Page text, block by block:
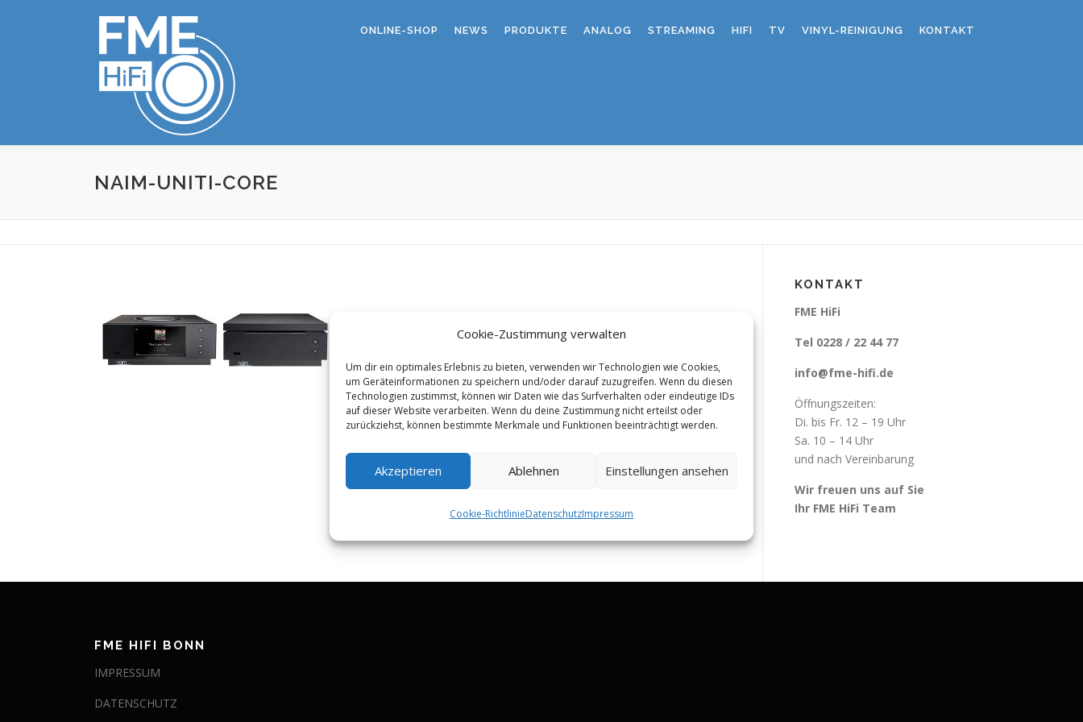
Cookie-Zustimmung verwalten
Um dir ein optimales Erlebnis zu bieten, verwenden wir Technologien wie Cookies,
um Geräteinformationen zu speichern und/oder darauf zuzugreifen. Wenn du diesen
Technologien zustimmst, können wir Daten wie das Surfverhalten oder eindeutige IDs
auf dieser Website verarbeiten. Wenn du deine Zustimmung nicht erteilst oder
zurückziehst, können bestimmte Merkmale und Funktionen beeinträchtigt werden.
Akzeptieren Ablehnen Einstellungen ansehen
Cookie-RichtlinieDatenschutzImpressum
ONLINE-SHOP NEWS PRODUKTE ANALOG STREAMING HIFI TV VINYL-REINIGUNG KONTAKT
NAIM-UNITI-CORE
KONTAKT
FME HiFi
Tel 0228 / 22 44 77
info@fme-hifi.de
Öffnungszeiten:
Di. bis Fr. 12 – 19 Uhr
Sa. 10 – 14 Uhr
und nach Vereinbarung
Wir freuen uns auf Sie
Ihr FME HiFi Team
FME HIFI BONN
IMPRESSUM
DATENSCHUTZ